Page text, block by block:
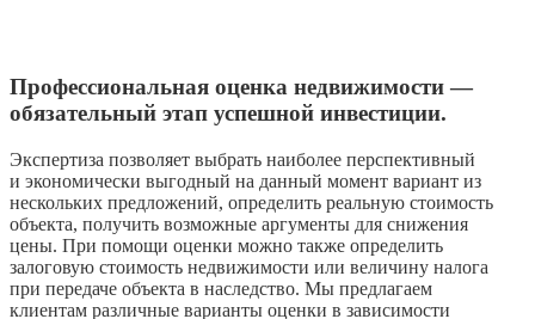
Профессиональная оценка недвижимости —
обязательный этап успешной инвестиции.
Экспертиза позволяет выбрать наиболее перспективный
и экономически выгодный на данный момент вариант из
нескольких предложений, определить реальную стоимость
объекта, получить возможные аргументы для снижения
цены. При помощи оценки можно также определить
залоговую стоимость недвижимости или величину налога
при передаче объекта в наследство. Мы предлагаем
клиентам различные варианты оценки в зависимости